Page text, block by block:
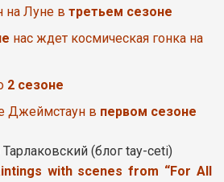
на Луне в третьем сезоне
нас ждет космическая гонка на
2 сезоне
Джеймстаун в первом сезоне
(блог tay-ceti)
with scenes from “For All